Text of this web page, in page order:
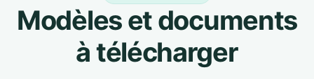
Modèles et documents
à télécharger